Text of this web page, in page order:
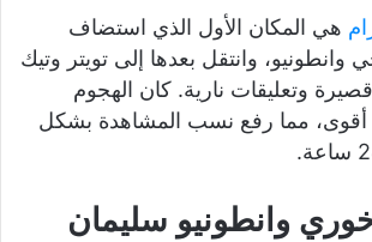
هي المكان الأول الذي استضاف
وانطونيو، وانتقل بعدها إلى تويتر وتيك
وتعليقات نارية. كان الهجوم
أقوى، مما رفع نسب المشاهدة بشكل
وانطونيو سليمان